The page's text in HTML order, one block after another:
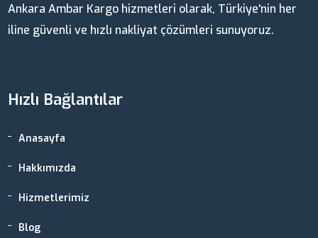
Ankara Ambar Kargo hizmetleri olarak, Türkiye'nin her
iline güvenli ve hızlı nakliyat çözümleri sunuyoruz.
Hızlı Bağlantılar
Anasayfa
Hakkımızda
Hizmetlerimiz
Blog